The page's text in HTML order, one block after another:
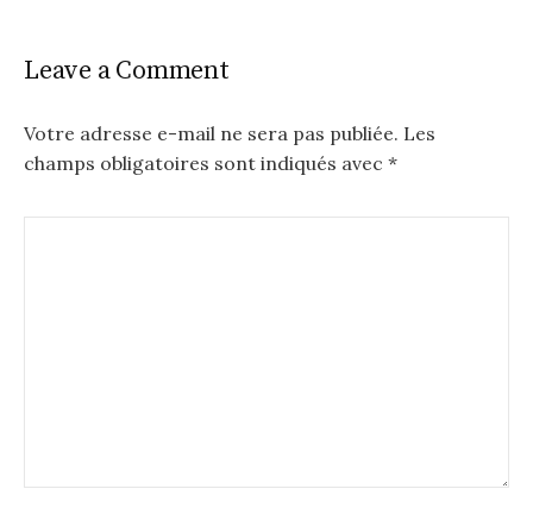
Leave a Comment
Votre adresse e-mail ne sera pas publiée. Les
champs obligatoires sont indiqués avec *